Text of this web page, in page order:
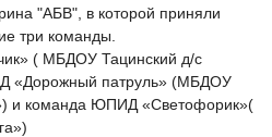
"АБВ", в которой приняли
три команды.
( МБДОУ Тацинский д/с
«Дорожный патруль» (МБДОУ
и команда ЮПИД «Светофорик»(